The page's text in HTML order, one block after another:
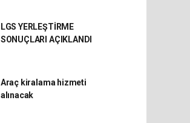
LGS YERLEŞTİRME
SONUÇLARI AÇIKLANDI
Araç kiralama hizmeti
alınacak